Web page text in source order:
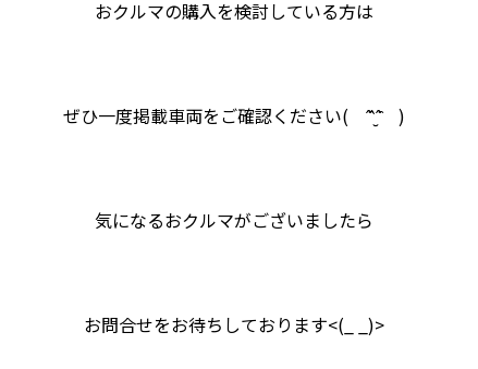
おクルマの購入を検討している方は
ぜひ一度掲載車両をご確認ください( ˆ̑‵̮ˆ̑ )
気になるおクルマがございましたら
お問合せをお待ちしております<(_ _)>